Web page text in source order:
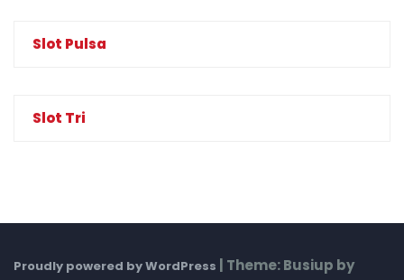
Slot Pulsa
Slot Tri
Proudly powered by WordPress | Theme: Busiup by